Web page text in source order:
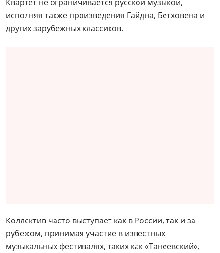
Квартет не ограничивается русской музыкой,
исполняя также произведения Гайдна, Бетховена и
других зарубежных классиков.
Коллектив часто выступает как в России, так и за
рубежом, принимая участие в известных
музыкальных фестивалях, таких как «Танеевский»,